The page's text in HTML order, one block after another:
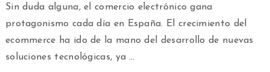
Sin duda alguna, el comercio electrónico gana
protagonismo cada día en España. El crecimiento del
ecommerce ha ido de la mano del desarrollo de nuevas
soluciones tecnológicas, ya …